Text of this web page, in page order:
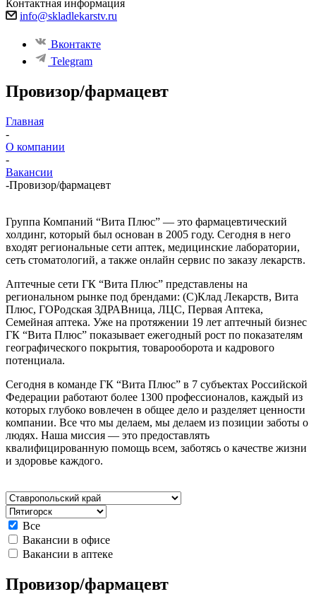
Контактная информация
info@skladlekarstv.ru
Вконтакте
Telegram
Провизор/фармацевт
Главная
-
О компании
-
Вакансии
-Провизор/фармацевт
Группа Компаний “Вита Плюс” — это фармацевтический
холдинг, который был основан в 2005 году. Сегодня в него
входят региональные сети аптек, медицинские лаборатории,
сеть стоматологий, а также онлайн сервис по заказу лекарств.
Аптечные сети ГК “Вита Плюс” представлены на
региональном рынке под брендами: (С)Клад Лекарств, Вита
Плюс, ГОРодская ЗДРАВница, ЛЦС, Первая Аптека,
Семейная аптека. Уже на протяжении 19 лет аптечный бизнес
ГК “Вита Плюс” показывает ежегодный рост по показателям
географического покрытия, товарооборота и кадрового
потенциала.
Сегодня в команде ГК “Вита Плюс” в 7 субъектах Российской
Федерации работают более 1300 профессионалов, каждый из
которых глубоко вовлечен в общее дело и разделяет ценности
компании. Все что мы делаем, мы делаем из позиции заботы о
людях. Наша миссия — это предоставлять
квалифицированную помощь всем, заботясь о качестве жизни
и здоровье каждого.
Все
Вакансии в офисе
Вакансии в аптеке
Провизор/фармацевт